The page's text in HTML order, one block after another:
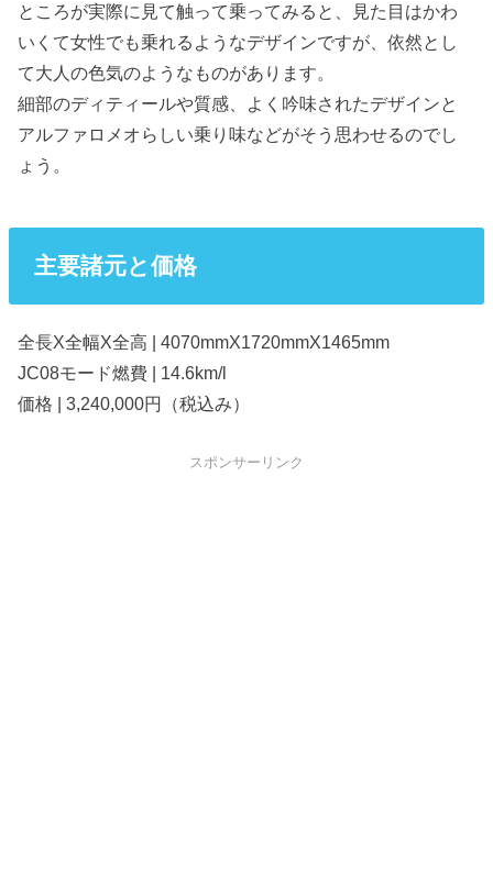
ところが実際に見て触って乗ってみると、見た目はかわ
いくて女性でも乗れるようなデザインですが、依然とし
て大人の色気のようなものがあります。
細部のディティールや質感、よく吟味されたデザインと
アルファロメオらしい乗り味などがそう思わせるのでし
ょう。
主要諸元と価格
全長X全幅X全高 | 4070mmX1720mmX1465mm
JC08モード燃費 | 14.6km/l
価格 | 3,240,000円（税込み）
スポンサーリンク